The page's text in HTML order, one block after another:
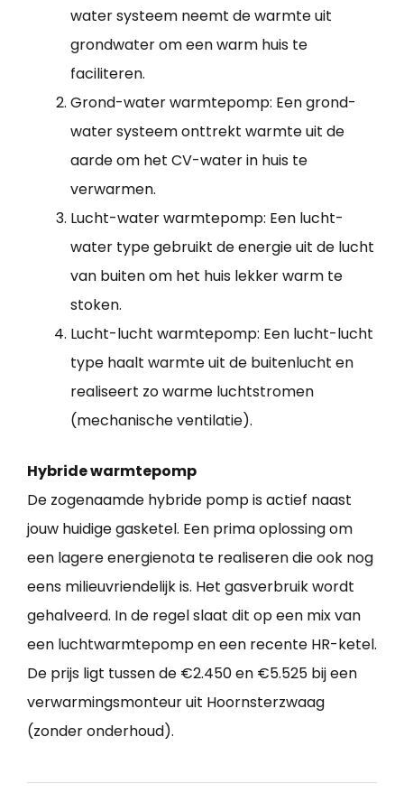
water systeem neemt de warmte uit
grondwater om een warm huis te
faciliteren.
Grond-water warmtepomp: Een grond-
water systeem onttrekt warmte uit de
aarde om het CV-water in huis te
verwarmen.
Lucht-water warmtepomp: Een lucht-
water type gebruikt de energie uit de lucht
van buiten om het huis lekker warm te
stoken.
Lucht-lucht warmtepomp: Een lucht-lucht
type haalt warmte uit de buitenlucht en
realiseert zo warme luchtstromen
(mechanische ventilatie).
Hybride warmtepomp
De zogenaamde hybride pomp is actief naast
jouw huidige gasketel. Een prima oplossing om
een lagere energienota te realiseren die ook nog
eens milieuvriendelijk is. Het gasverbruik wordt
gehalveerd. In de regel slaat dit op een mix van
een luchtwarmtepomp en een recente HR-ketel.
De prijs ligt tussen de €2.450 en €5.525 bij een
verwarmingsmonteur uit Hoornsterzwaag
(zonder onderhoud).